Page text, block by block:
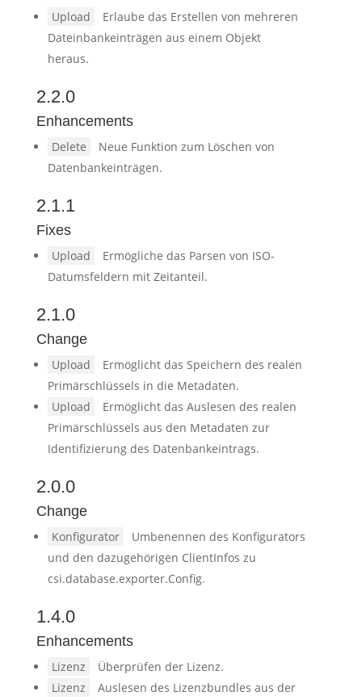
Upload
Erlaube das Erstellen von mehreren
Dateinbankeinträgen aus einem Objekt
heraus.
2.2.0
Enhancements
Delete
Neue Funktion zum Löschen von
Datenbankeinträgen.
2.1.1
Fixes
Upload
Ermögliche das Parsen von ISO-
Datumsfeldern mit Zeitanteil.
2.1.0
Change
Upload
Ermöglicht das Speichern des realen
Primärschlüssels in die Metadaten.
Upload
Ermöglicht das Auslesen des realen
Primärschlüssels aus den Metadaten zur
Identifizierung des Datenbankeintrags.
2.0.0
Change
Konfigurator
Umbenennen des Konfigurators
und den dazugehörigen ClientInfos zu
csi.database.exporter.Config.
1.4.0
Enhancements
Lizenz
Überprüfen der Lizenz.
Lizenz
Auslesen des Lizenzbundles aus der